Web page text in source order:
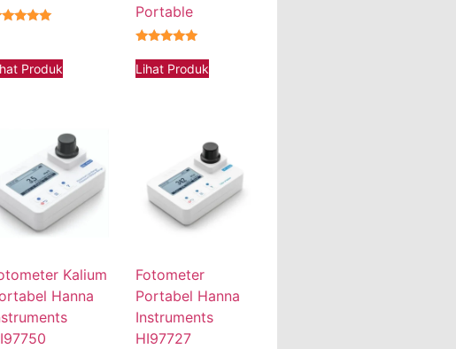
Produk
Portable
Lihat Produk
Kalium
Hanna
Fotometer
Portabel Hanna
Instruments
HI97727